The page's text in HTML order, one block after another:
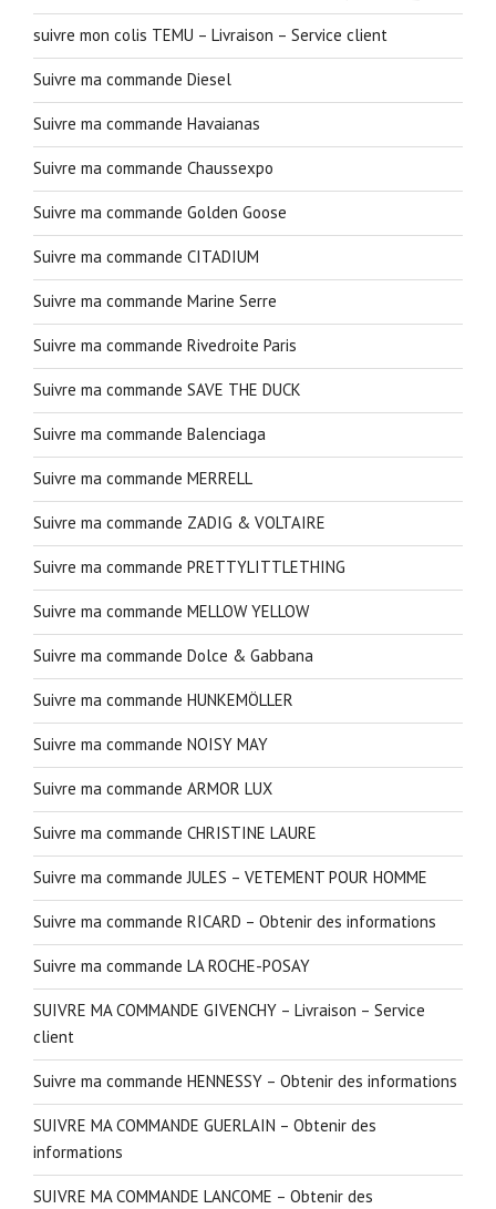
suivre mon colis TEMU – Livraison – Service client
Suivre ma commande Diesel
Suivre ma commande Havaianas
Suivre ma commande Chaussexpo
Suivre ma commande Golden Goose
Suivre ma commande CITADIUM
Suivre ma commande Marine Serre
Suivre ma commande Rivedroite Paris
Suivre ma commande SAVE THE DUCK
Suivre ma commande Balenciaga
Suivre ma commande MERRELL
Suivre ma commande ZADIG & VOLTAIRE
Suivre ma commande PRETTYLITTLETHING
Suivre ma commande MELLOW YELLOW
Suivre ma commande Dolce & Gabbana
Suivre ma commande HUNKEMÖLLER
Suivre ma commande NOISY MAY
Suivre ma commande ARMOR LUX
Suivre ma commande CHRISTINE LAURE
Suivre ma commande JULES – VETEMENT POUR HOMME
Suivre ma commande RICARD – Obtenir des informations
Suivre ma commande LA ROCHE-POSAY
SUIVRE MA COMMANDE GIVENCHY – Livraison – Service
client
Suivre ma commande HENNESSY – Obtenir des informations
SUIVRE MA COMMANDE GUERLAIN – Obtenir des
informations
SUIVRE MA COMMANDE LANCOME – Obtenir des